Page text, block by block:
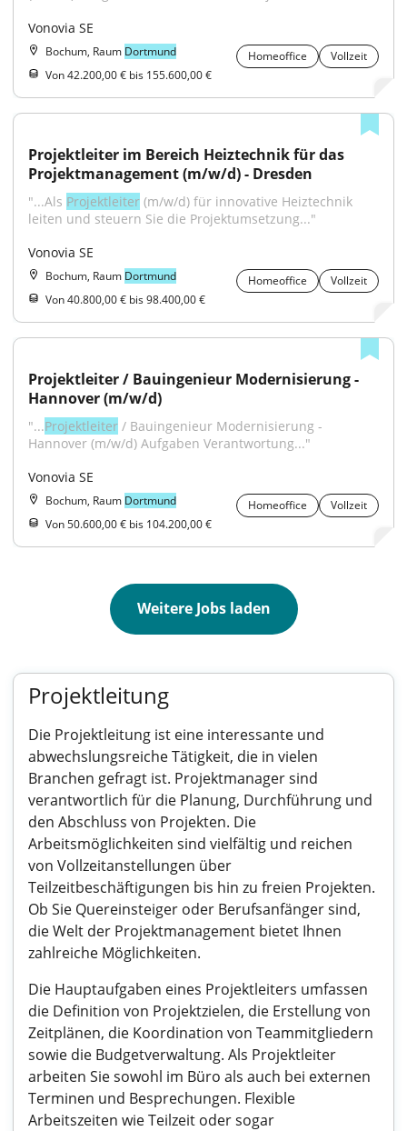
Vonovia SE
Bochum, Raum Dortmund Homeoffice
Vollzeit
Von 42.200,00 € bis 155.600,00 €
Projektleiter im Bereich Heiztechnik für das
Projektmanagement (m/w/d) - Dresden
"...Als Projektleiter (m/w/d) für innovative Heiztechnik
leiten und steuern Sie die Projektumsetzung..."
Vonovia SE
Bochum, Raum Dortmund Homeoffice
Vollzeit
Von 40.800,00 € bis 98.400,00 €
Projektleiter / Bauingenieur Modernisierung -
Hannover (m/w/d)
"...Projektleiter / Bauingenieur Modernisierung -
Hannover (m/w/d) Aufgaben Verantwortung..."
Vonovia SE
Bochum, Raum Dortmund Homeoffice
Vollzeit
Von 50.600,00 € bis 104.200,00 €
Weitere Jobs laden
Projektleitung
Die Projektleitung ist eine interessante und
abwechslungsreiche Tätigkeit, die in vielen
Branchen gefragt ist. Projektmanager sind
verantwortlich für die Planung, Durchführung und
den Abschluss von Projekten. Die
Arbeitsmöglichkeiten sind vielfältig und reichen
von Vollzeitanstellungen über
Teilzeitbeschäftigungen bis hin zu freien Projekten.
Ob Sie Quereinsteiger oder Berufsanfänger sind,
die Welt der Projektmanagement bietet Ihnen
zahlreiche Möglichkeiten.
Die Hauptaufgaben eines Projektleiters umfassen
die Definition von Projektzielen, die Erstellung von
Zeitplänen, die Koordination von Teammitgliedern
sowie die Budgetverwaltung. Als Projektleiter
arbeiten Sie sowohl im Büro als auch bei externen
Terminen und Besprechungen. Flexible
Arbeitszeiten wie Teilzeit oder sogar